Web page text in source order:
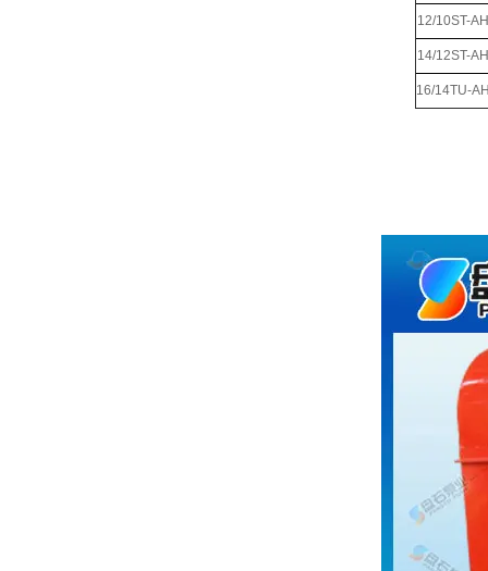
12/10ST-
14/12ST-
16/14TU-